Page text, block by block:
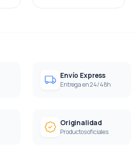
Envío Express
Entrega en 24/48h
Originalidad
Productos oficiales